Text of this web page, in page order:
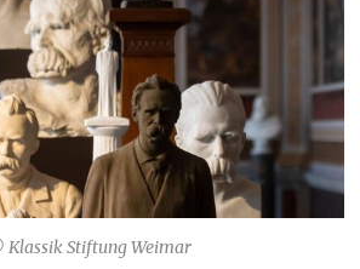
Klassik Stiftung Weimar